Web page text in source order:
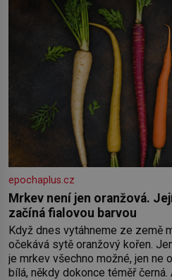
epochaplus.cz
Mrkev není jen oranžová.
začíná fialovou barvou
Když dnes vytáhneme ze země
očekává sytě oranžový kořen.
je mrkev všechno možné, jen ne
bílá, někdy dokonce téměř